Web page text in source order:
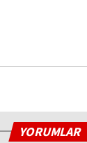
YORUMLAR